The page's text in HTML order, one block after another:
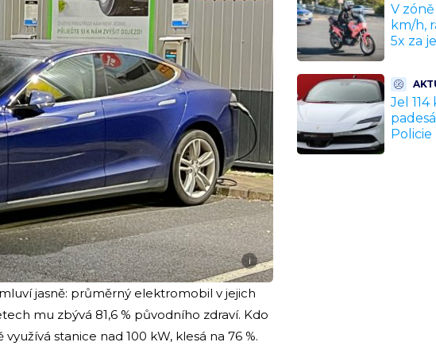
i
jasně: průměrný elektromobil v jejich
mu zbývá 81,6 % původního zdraví. Kdo
stanice nad 100 kW, klesá na 76 %.
V
km/h,
5x za
Jel
Policie